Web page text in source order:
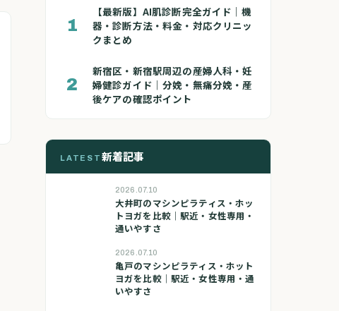
1
【最新版】AI肌診断完全ガイド｜機
器・診断方法・料金・対応クリニッ
クまとめ
2
新宿区・新宿駅周辺の産婦人科・妊
婦健診ガイド｜分娩・無痛分娩・産
後ケアの確認ポイント
LATEST 新着記事
2026.07.10
大井町のマシンピラティス・ホッ
トヨガを比較｜駅近・女性専用・
通いやすさ
2026.07.10
亀戸のマシンピラティス・ホット
ヨガを比較｜駅近・女性専用・通
いやすさ